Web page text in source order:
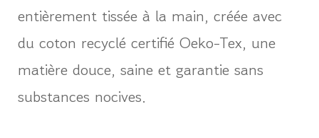
entièrement tissée à la main, créée avec
du coton recyclé certifié Oeko-Tex, une
matière douce, saine et garantie sans
substances nocives.